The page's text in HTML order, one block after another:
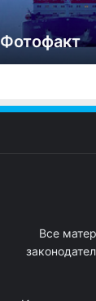
Фотофакт
Все